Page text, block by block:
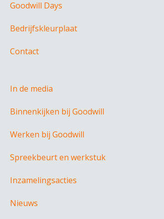
Goodwill Days
Bedrijfskleurplaat
Contact
In de media
Binnenkijken bij Goodwill
Werken bij Goodwill
Spreekbeurt en werkstuk
Inzamelingsacties
Nieuws